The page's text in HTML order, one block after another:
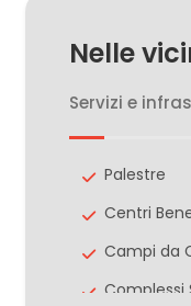
Aria
Area
Passo
Soppalchi
Nelle
Servizi e
Palestre
Centri
Campi da
Complessi
multiscelta